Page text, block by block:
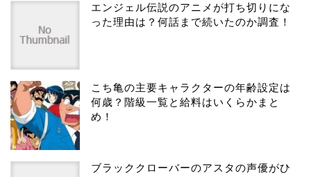
エンジェル伝説のアニメが打ち切りにな
った理由は？何話まで続いたのか調査！
こち亀の主要キャラクターの年齢設定は
何歳？階級一覧と給料はいくらかまと
め！
ブラッククローバーのアスタの声優がひ